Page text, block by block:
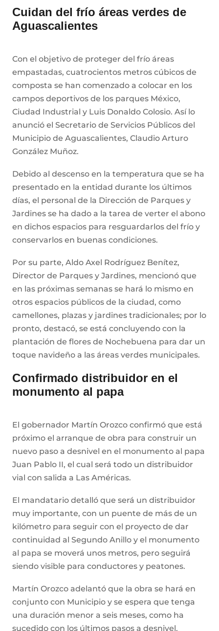
Cuidan del frío áreas verdes de
Aguascalientes
Con el objetivo de proteger del frío áreas
empastadas, cuatrocientos metros cúbicos de
composta se han comenzado a colocar en los
campos deportivos de los parques México,
Ciudad Industrial y Luis Donaldo Colosio. Así lo
anunció el Secretario de Servicios Públicos del
Municipio de Aguascalientes, Claudio Arturo
González Muñoz.
Debido al descenso en la temperatura que se ha
presentado en la entidad durante los últimos
días, el personal de la Dirección de Parques y
Jardines se ha dado a la tarea de verter el abono
en dichos espacios para resguardarlos del frío y
conservarlos en buenas condiciones.
Por su parte, Aldo Axel Rodríguez Benítez,
Director de Parques y Jardines, mencionó que
en las próximas semanas se hará lo mismo en
otros espacios públicos de la ciudad, como
camellones, plazas y jardines tradicionales; por lo
pronto, destacó, se está concluyendo con la
plantación de flores de Nochebuena para dar un
toque navideño a las áreas verdes municipales.
Confirmado distribuidor en el
monumento al papa
El gobernador Martín Orozco confirmó que está
próximo el arranque de obra para construir un
nuevo paso a desnivel en el monumento al papa
Juan Pablo II, el cual será todo un distribuidor
vial con salida a Las Américas.
El mandatario detalló que será un distribuidor
muy importante, con un puente de más de un
kilómetro para seguir con el proyecto de dar
continuidad al Segundo Anillo y el monumento
al papa se moverá unos metros, pero seguirá
siendo visible para conductores y peatones.
Martín Orozco adelantó que la obra se hará en
conjunto con Municipio y se espera que tenga
una duración menor a seis meses, como ha
sucedido con los últimos pasos a desnivel.